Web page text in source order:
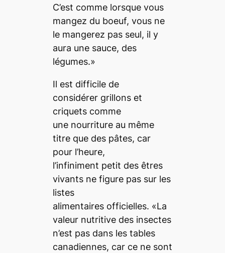
C’est comme lorsque vous
mangez du boeuf, vous ne
le mangerez pas seul, il y
aura une sauce, des
légumes.»
Il est difficile de
considérer grillons et
criquets comme
une nourriture au même
titre que des pâtes, car
pour l’heure,
l’infiniment petit des êtres
vivants ne figure pas sur les
listes
alimentaires officielles. «La
valeur nutritive des insectes
n’est pas dans les tables
canadiennes, car ce ne sont